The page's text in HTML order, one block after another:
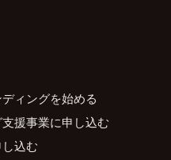
ィングを始める
援事業に申し込む
込む